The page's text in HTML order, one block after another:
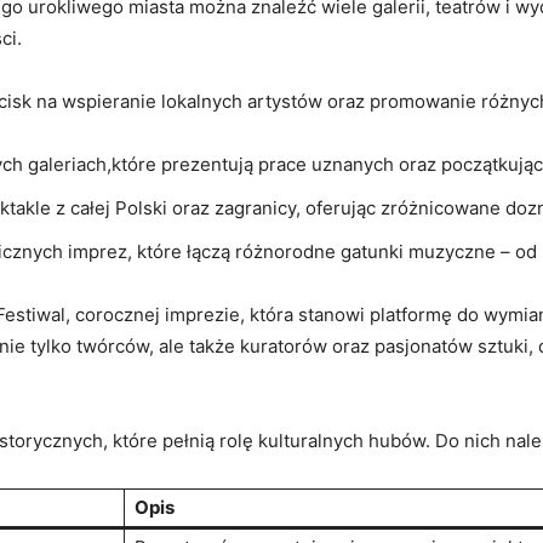
urokliwego miasta można znaleźć wiele ‍galerii, teatrów​ i
na wspieranie lokalnych artystów oraz promowanie
galeriach,które prezentują prace uznanych oraz
z całej Polski oraz ⁢zagranicy, oferując ​zróżnicowane
​imprez, ⁢które​ łączą różnorodne⁤ gatunki muzyczne – od
corocznej⁤ imprezie, która stanowi ⁤platformę do
tylko ​twórców, ale także kuratorów ​oraz pasjonatów
które pełnią​ rolę kulturalnych ‍hubów. Do nich
Opis